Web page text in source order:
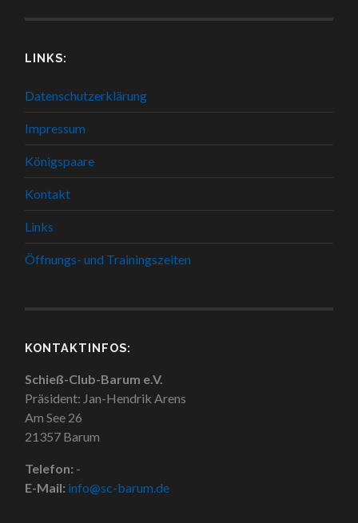
LINKS:
Datenschutzerklärung
Impressum
Königspaare
Kontakt
Links
Öffnungs- und Trainingszeiten
KONTAKTINFOS:
Schieß-Club-Barum e.V.
Präsident: Jan-Hendrik Arens
Am See 26
21357 Barum
Telefon: -
E-Mail: info@sc-barum.de